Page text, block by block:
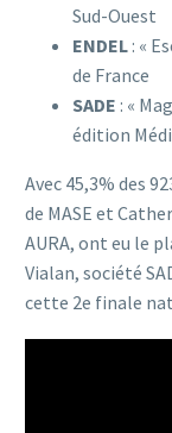
Sud-Ouest
ENDEL : «
de France
SADE : «
édition
Avec 45,3% des
de MASE et
AURA, ont eu le
Vialan, société
cette 2e finale